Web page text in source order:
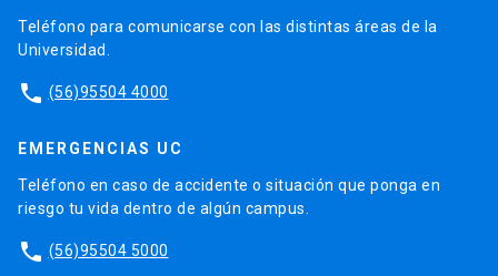
Teléfono para comunicarse con las distintas áreas de la
Universidad.
phone (56)95504 4000
EMERGENCIAS UC
Teléfono en caso de accidente o situación que ponga en
riesgo tu vida dentro de algún campus.
phone (56)95504 5000